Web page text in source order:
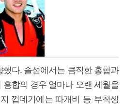
다. 솔섬에서는 큼직한 홍합과
합의 경우 얼마나 오랜 세월을
껍데기에는 따개비 등 부착생